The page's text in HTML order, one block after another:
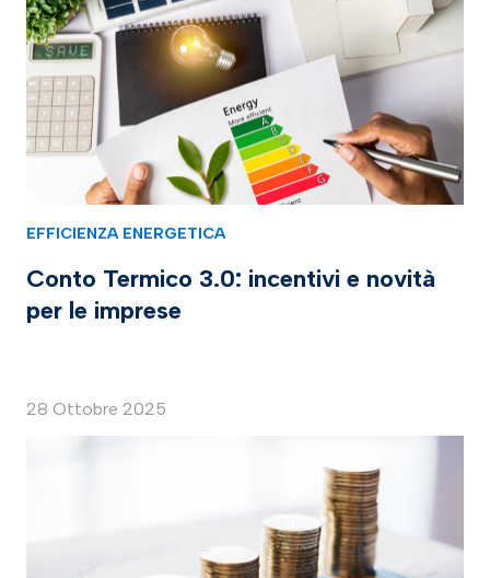
EFFICIENZA ENERGETICA
Conto Termico 3.0: incentivi e novità
per le imprese
28 Ottobre 2025